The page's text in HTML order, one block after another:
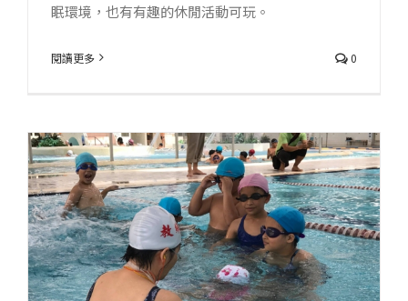
眠環境，也有有趣的休閒活動可玩。
閱讀更多 0